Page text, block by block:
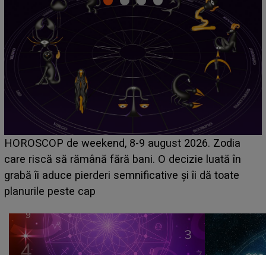
Emanuel a ținut ACEST DETALIU ASCUNS până
acum! În fața Alexandrei, concurentul din Casa Iubirii
face o MĂRTURISIRE NEAȘTEPTATĂ despre mama
sa: "I-am spus și ei în față, eu nu te iubesc pentru